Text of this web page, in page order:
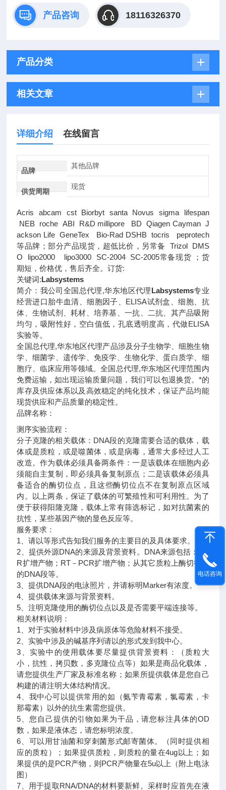
产品咨询 18116326370
产品分类
相关文章
详细介绍 在线留言
品牌
其他品牌
供货周期
现货
Acris abcam cst Biorbyt santa Novus sigma lifespan
NEB roche ABI R&D millipore BD Qiagen Cayman J
ackson Life GeneTex Bio-Rad DSHB tocris peprotech
等品牌；部分产品现货，超低比价，另常备 Trizol DMS
O lipo2000 lipo3000 SC-2004 SC-2005常备现货 ；货
期短，价格优，售后齐全。订货:
关键词:Labsystems
简介：我公司全国总代理,华东地区代理Labsystems专业
经营进口胎牛血清、细胞因子、ELISA试剂盒、细胞、抗
体、生物试剂、耗材、培养基、一抗、二抗、其产品吸附
均匀，吸附性好，空白值低，孔底透明度高，代做ELISA
实验等。
全国总代理,华东地区代理产品涉及分子生物学、细胞生物
学、细菌学、遗传学、免疫学、生物化学、蛋白质学、细
胞疗、临床应用等领域。全国总代理,华东地区代理范围内
免费运输，如出现运输质量问题，我们可以包退换货。 *的
库存及供应体系以及高效稳定的纯化技术，保证产品均能
现货供应和产品质量的稳定性。
品牌名称：
测序实验流程：
分子克隆的相关载体：DNA段的克隆需要合适的载体，载
体或是质粒，或是噬菌体，或是病毒，通常大多经过人工
改造。作为载体必须具备两条件：一是该载体在细胞内必
须能自主复制，即必须具备复制原点；二是该载体必须具
备适合的酶切位点，且这些酶切位点不在复制原点区域
内。以上两条，保证了载体的可繁殖性和可利用性。为了
便于获得阳隆克隆，载体上常有筛选标记，如对抗菌素的
抗性，某些基因产物的显色反应等。
服务要求：
1、请以等形式告知我们服务的主要目的及具体要求。
2、提供外源DNA的来源及背景资料。DNA来源包括：PC
R扩增产物；RT－PCR扩增产物；从其它质粒上酶切得到
的DNA段等。
3、提供DNA段的电泳照片，并请标明Marker有浓度。
4、提供载体来源与背景资料。
5、注明克隆使用的酶切位点以及是否需要平端连接等。
相关材料说明：
1、对于实验材料中涉及病原体等危险材料不接受。
2、实验中涉及的碱基序列请以的形式发到我中心。
3、实验中的使用载体要尽量提供背景资料：（质粒大
小，抗性，拷贝数，多克隆位点等）如果是商品化载体，
请您提供生产厂家及标准名称；如果所提供载体是您自己
构建的请注明大体结构情况。
4、我中心可以提供常用的如（氨苄青霉素，氯霉素，卡
那霉素）以外的抗生素需您提供。
5、您自己提供的引物如果为干品，请您标注具体的OD
数，如果是液体态，请您标明浓度。
6、可以用甘油菌和穿刺菌形式邮寄菌体。（同时提供相
应的质粒）；如果提供质粒，则质粒的量在4ug以上；如
果提供的是PCR产物，则PCR产物量在5u以上（附上电泳
图）
7、用于提取RNA/DNA的材料要新鲜。采样时应首先在液
电话咨询